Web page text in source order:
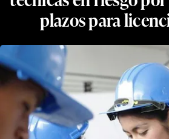
plazos para